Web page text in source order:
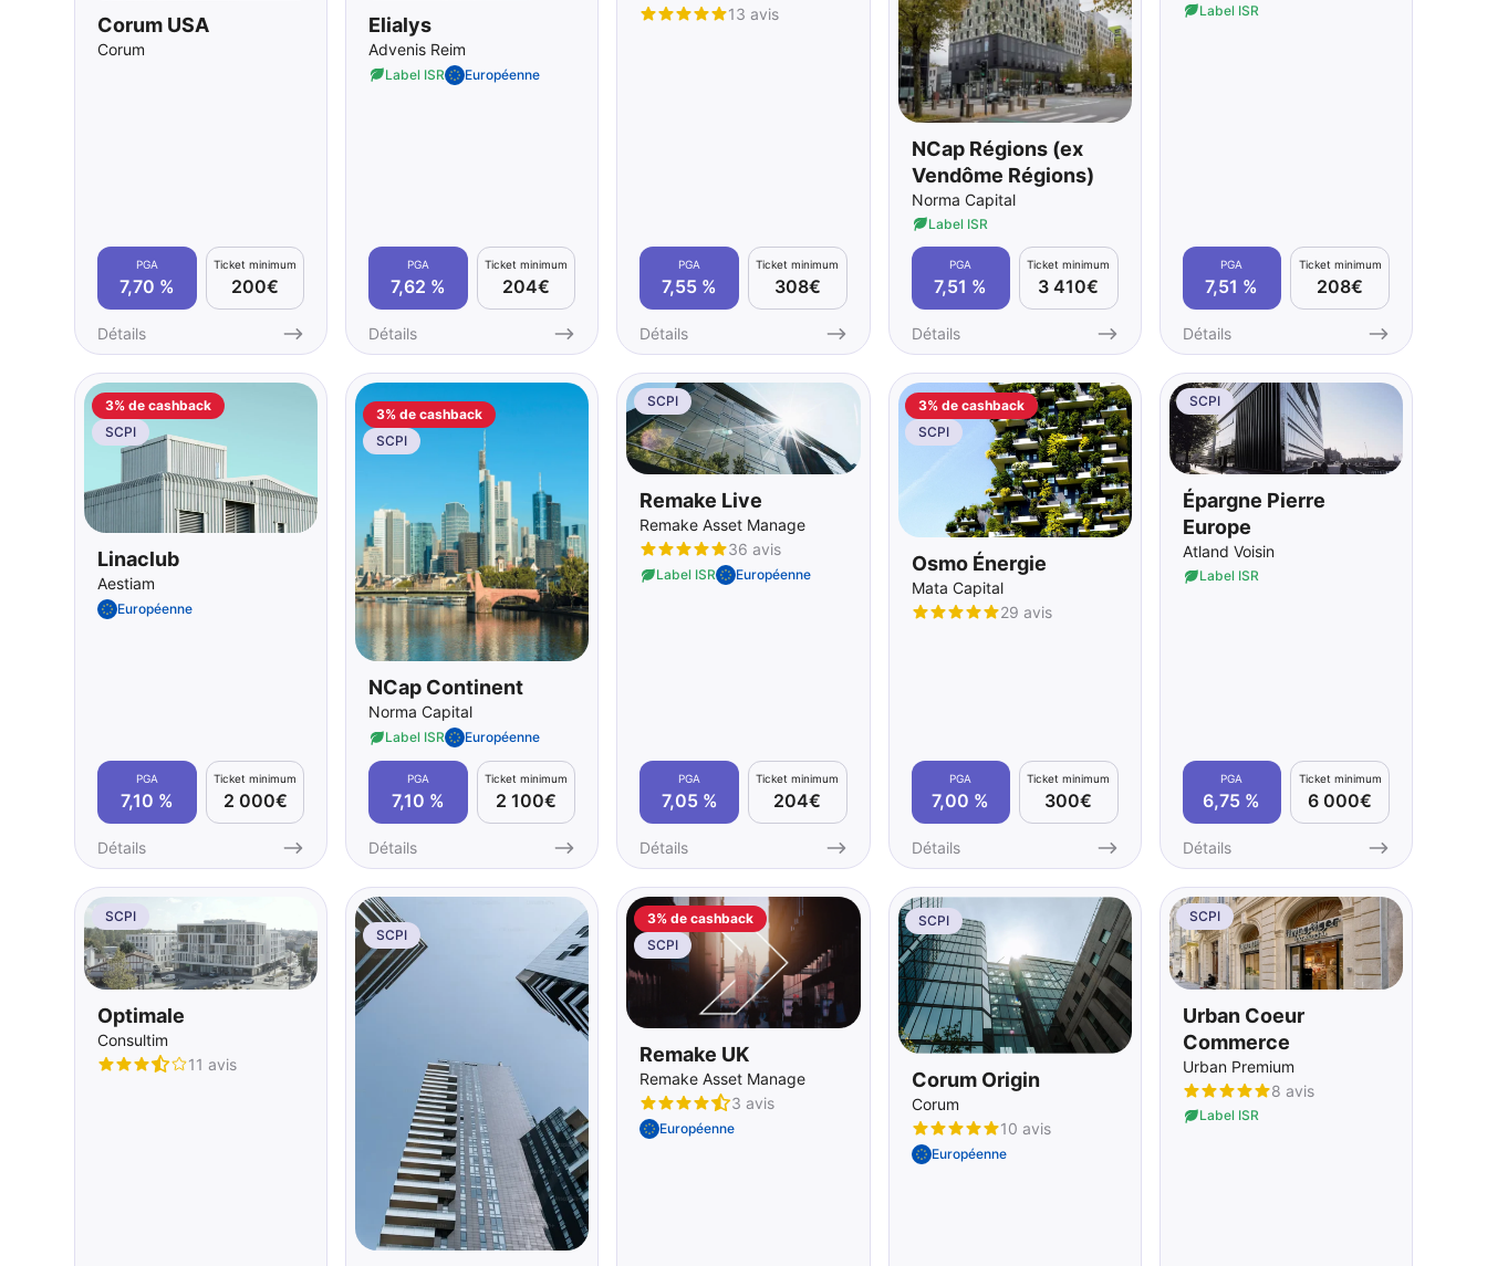
Corum USA
Corum
PGA
7,70 %
Ticket minimum
200€
Détails
Elialys
Advenis Reim
Label ISR Européenne
PGA
7,62 %
Ticket minimum
204€
Détails
13 avis
PGA
7,55 %
Ticket minimum
308€
Détails
NCap Régions (ex
Vendôme Régions)
Norma Capital
Label ISR
PGA
7,51 %
Ticket minimum
3 410€
Détails
Label ISR
PGA
7,51 %
Ticket minimum
208€
Détails
3% de cashback
SCPI
Linaclub
Aestiam
Européenne
PGA
7,10 %
Ticket minimum
2 000€
Détails
3% de cashback
SCPI
NCap Continent
Norma Capital
Label ISR Européenne
PGA
7,10 %
Ticket minimum
2 100€
Détails
SCPI
Remake Live
Remake Asset Management
36 avis
Label ISR Européenne
PGA
7,05 %
Ticket minimum
204€
Détails
3% de cashback
SCPI
Osmo Énergie
Mata Capital
29 avis
PGA
7,00 %
Ticket minimum
300€
Détails
SCPI
Épargne Pierre
Europe
Atland Voisin
Label ISR
PGA
6,75 %
Ticket minimum
6 000€
Détails
SCPI
Optimale
Consultim
11 avis
SCPI
3% de cashback
SCPI
Remake UK
Remake Asset Management
3 avis
Européenne
SCPI
Corum Origin
Corum
10 avis
Européenne
SCPI
Urban Coeur
Commerce
Urban Premium
8 avis
Label ISR